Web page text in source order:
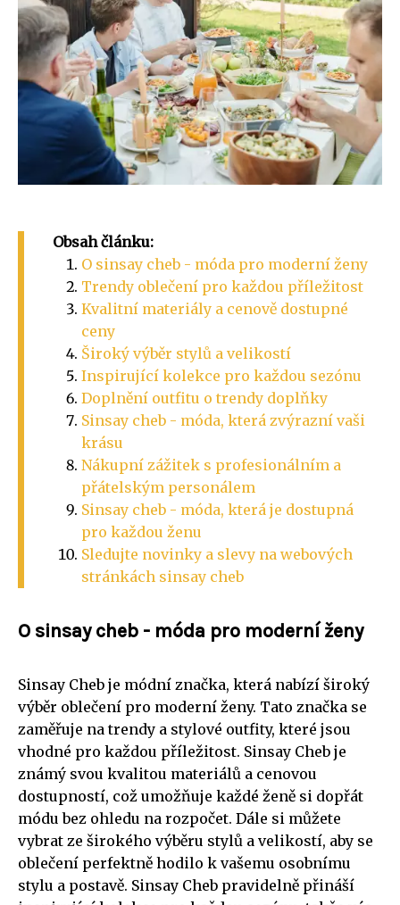
Obsah článku:
O sinsay cheb - móda pro moderní ženy
Trendy oblečení pro každou příležitost
Kvalitní materiály a cenově dostupné
ceny
Široký výběr stylů a velikostí
Inspirující kolekce pro každou sezónu
Doplnění outfitu o trendy doplňky
Sinsay cheb - móda, která zvýrazní vaši
krásu
Nákupní zážitek s profesionálním a
přátelským personálem
Sinsay cheb - móda, která je dostupná
pro každou ženu
Sledujte novinky a slevy na webových
stránkách sinsay cheb
O sinsay cheb - móda pro moderní ženy
Sinsay Cheb je módní značka, která nabízí široký
výběr oblečení pro moderní ženy. Tato značka se
zaměřuje na trendy a stylové outfity, které jsou
vhodné pro každou příležitost. Sinsay Cheb je
známý svou kvalitou materiálů a cenovou
dostupností, což umožňuje každé ženě si dopřát
módu bez ohledu na rozpočet. Dále si můžete
vybrat ze širokého výběru stylů a velikostí, aby se
oblečení perfektně hodilo k vašemu osobnímu
stylu a postavě. Sinsay Cheb pravidelně přináší